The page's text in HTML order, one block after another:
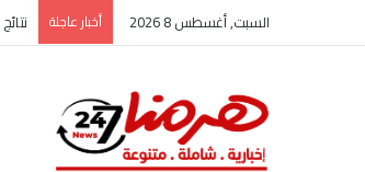
السبت, أغسطس 8 2026 أخبار عاجلة